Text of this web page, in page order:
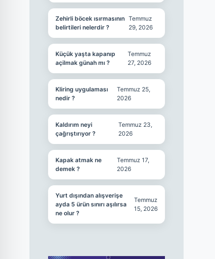
Zehirli böcek ısırmasının
belirtileri nelerdir ?
Temmuz
29, 2026
Küçük yaşta kapanıp
açilmak günah mı ?
Temmuz
27, 2026
Kliring uygulaması
nedir ?
Temmuz 25,
2026
Kaldırım neyi
çağrıştırıyor ?
Temmuz 23,
2026
Kapak atmak ne
demek ?
Temmuz 17,
2026
Yurt dışından alışverişe
ayda 5 ürün sınırı aşılırsa
ne olur ?
Temmuz
15, 2026